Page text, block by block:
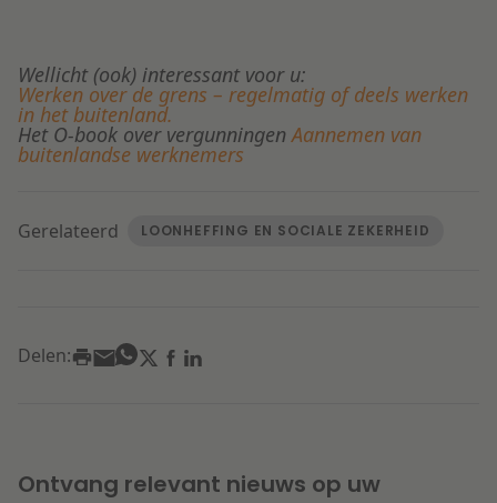
Wellicht (ook) interessant voor u:
Werken over de grens – regelmatig of deels werken
in het buitenland.
Het O-book over vergunningenAannemen van
buitenlandse werknemers
Gerelateerd LOONHEFFING EN SOCIALE ZEKERHEID
Delen:
Ontvang relevant nieuws op uw